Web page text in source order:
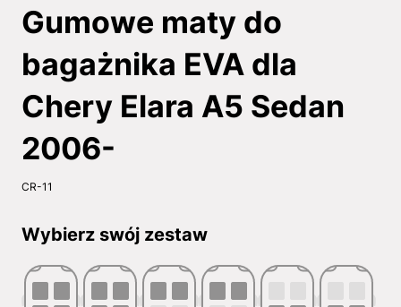
Gumowe maty do
bagażnika EVA dla
Chery Elara A5 Sedan
2006-
CR-11
Wybierz swój zestaw